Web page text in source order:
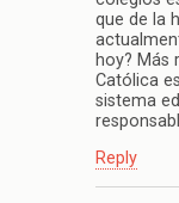
que de la
hoy? Más
Católica
sistema
Reply